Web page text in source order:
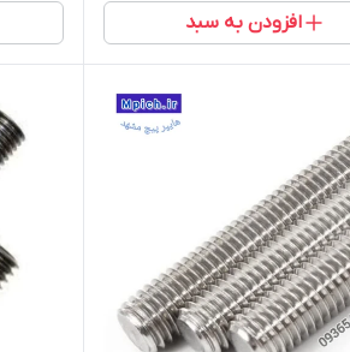
افزودن به سبد